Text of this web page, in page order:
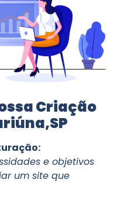
Criação
e objetivos
um site que